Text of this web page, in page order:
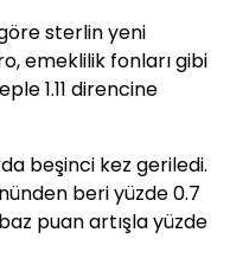
sterlin yeni
emeklilik fonları gibi
1.11 direncine
beşinci kez geriledi.
beri yüzde 0.7
baz puan artışla yüzde